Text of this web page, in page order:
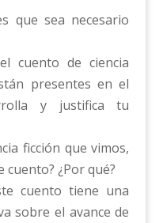
que sea necesario
cuento de ciencia
presentes en el
y justifica tu
ficción que vimos,
cuento? ¿Por qué?
cuento tiene una
sobre el avance de